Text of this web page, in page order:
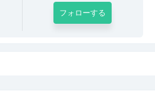
フォローする